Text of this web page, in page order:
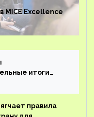
MICE Excellence
итоги
правила